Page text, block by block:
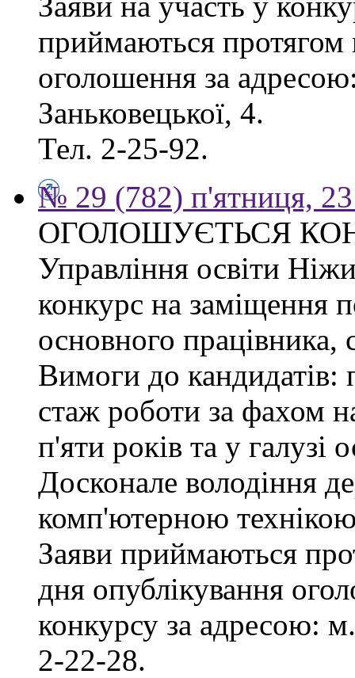
приймаються протягом
оголошення за
Заньковецької, 4.
Тел. 2-25-92.
№ 29 (782) п'ятниця,
ОГОЛОШУЄТЬСЯ
Управління освіти
конкурс на заміщення
основного працівника,
Вимоги до кандидатів:
стаж роботи за фахом
п'яти років та у галузі
Досконале володіння
комп'ютерною
Заяви приймаються
дня опублікування
конкурсу за адресою:
2-22-28.